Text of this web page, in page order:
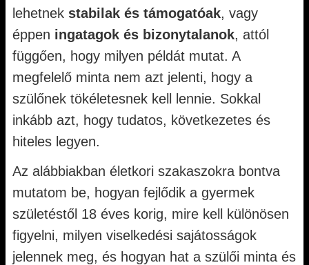
lehetnek stabilak és támogatóak, vagy
éppen ingatagok és bizonytalanok, attól
függően, hogy milyen példát mutat. A
megfelelő minta nem azt jelenti, hogy a
szülőnek tökéletesnek kell lennie. Sokkal
inkább azt, hogy tudatos, következetes és
hiteles legyen.
Az alábbiakban életkori szakaszokra bontva
mutatom be, hogyan fejlődik a gyermek
születéstől 18 éves korig, mire kell különösen
figyelni, milyen viselkedési sajátosságok
jelennek meg, és hogyan hat a szülői minta és